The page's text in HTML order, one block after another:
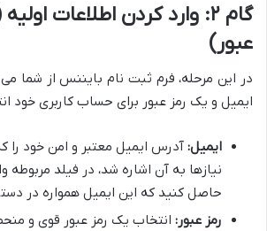
گام ۲: وارد کردن اطلاعات
عبور)
در این مرحله، فرم ثبت نام بایننس از شما
ایمیل و یک رمز عبور برای حساب کاربری خود
ایمیل: آدرس ایمیل معتبر و امن خود
نیازها به آن اشاره شد، در فیلد مربوطه
حاصل کنید که این ایمیل همواره در
رمز عبور: انتخاب یک رمز عبور قوی و